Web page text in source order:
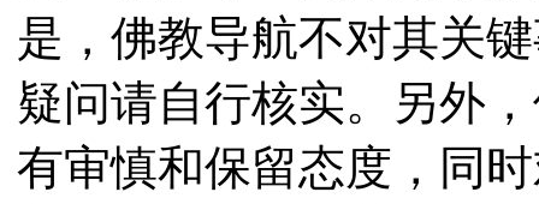
是，佛教导航不对其关
疑问请自行核实。另外
有审慎和保留态度，同